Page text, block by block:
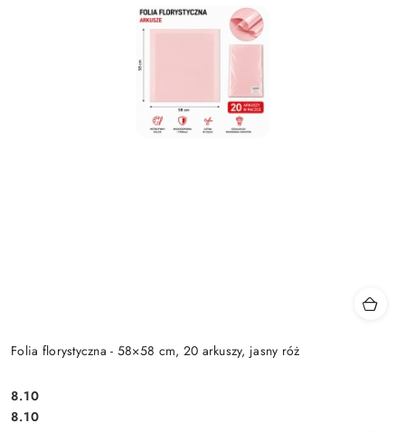
Folia florystyczna - 58×58 cm, 20 arkuszy, jasny róż
Cena:
8.10
Cena:
8.10